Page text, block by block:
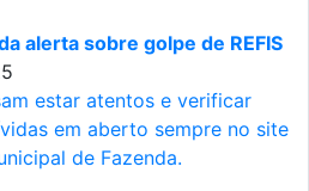
alerta sobre golpe de REFIS
estar atentos e verificar
em aberto sempre no site
de Fazenda.